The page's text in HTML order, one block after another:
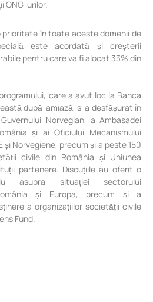
ONG-urilor.
prioritate în toate aceste domenii de
este acordată și creșterii
pentru care va fi alocat 33% din
care a avut loc la Banca
după-amiază, s-a desfășurat în
Norvegian, a Ambasadei
și ai Oficiului Mecanismului
și Norvegiene, precum și a peste 150
civile din România și Uniunea
partenere. Discuțiile au oferit o
asupra situației sectorului
și Europa, precum și a
a organizațiilor societății civile
Fund.